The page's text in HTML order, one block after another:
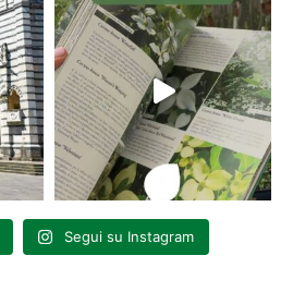
Segui su Instagram